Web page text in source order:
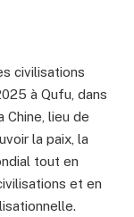
civilisations
à Qufu, dans
Chine, lieu de
la paix, la
tout en
et en